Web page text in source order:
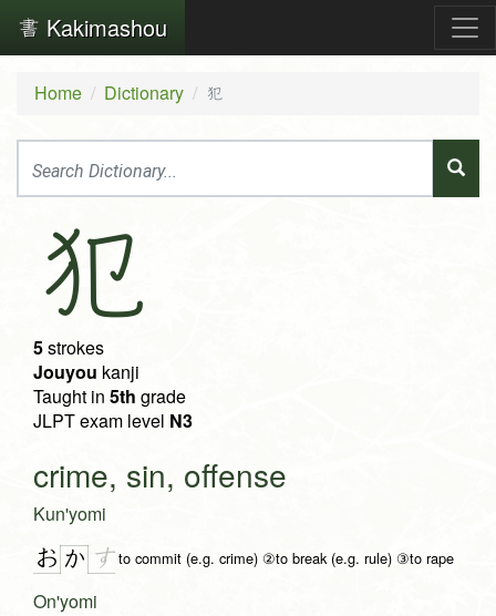
Kakimashou
Home Dictionary 犯
犯
5strokes
Jouyou kanji
Taught in 5th grade
JLPT exam level N3
crime, sin, offense
Kun'yomi
お か すto commit (e.g. crime) ②to break (e.g. rule) ③to rape
On'yomi